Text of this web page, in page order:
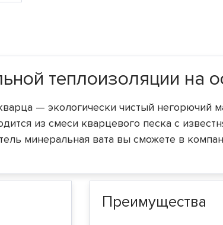
теплоизоляции на
— экологически чистый негорючий
из смеси кварцевого песка с
минеральная вата вы сможете в
Преимущества